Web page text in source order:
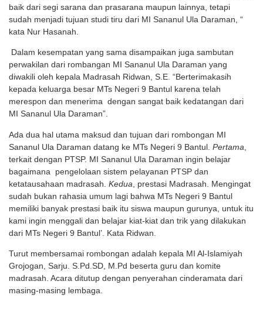
baik dari segi sarana dan prasarana maupun lainnya, tetapi
sudah menjadi tujuan studi tiru dari MI Sananul Ula Daraman, “
kata Nur Hasanah.
Dalam kesempatan yang sama disampaikan juga sambutan
perwakilan dari rombangan MI Sananul Ula Daraman yang
diwakili oleh kepala Madrasah Ridwan, S.E. “Berterimakasih
kepada keluarga besar MTs Negeri 9 Bantul karena telah
merespon dan menerima dengan sangat baik kedatangan dari
MI Sananul Ula Daraman”.
Ada dua hal utama maksud dan tujuan dari rombongan MI
Sananul Ula Daraman datang ke MTs Negeri 9 Bantul. Pertama
terkait dengan PTSP. MI Sananul Ula Daraman ingin belajar
bagaimana pengelolaan sistem pelayanan PTSP dan
ketatausahaan madrasah. Kedua , prestasi Madrasah. Mengingat
sudah bukan rahasia umum lagi bahwa MTs Negeri 9 Bantul
memiliki banyak prestasi baik itu siswa maupun gurunya, untuk itu
kami ingin menggali dan belajar kiat-kiat dan trik yang dilakukan
dari MTs Negeri 9 Bantul’. Kata Ridwan.
Turut membersamai rombongan adalah kepala MI Al-Islamiyah
Grojogan, Sarju. S.Pd.SD, M.Pd beserta guru dan komite
madrasah. Acara ditutup dengan penyerahan cinderamata dari
masing-masing lembaga.